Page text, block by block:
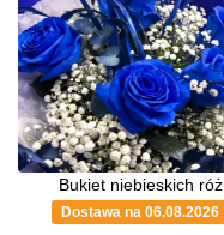
Bukiet niebieskich róż
Dostawa na 06.08.2026